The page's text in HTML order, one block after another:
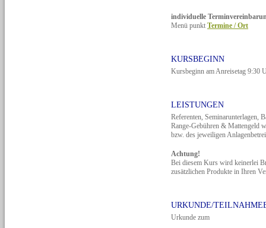
individuelle
Menü punkt Termine / Ort
KURSBEGINN
Kursbeginn am Anreisetag 9:30
LEISTUNGEN
Referenten, Seminarunterlagen,
Range-Gebühren & Mattengeld
bzw. des jeweiligen
Achtung!
Bei diesem Kurs wird keinerlei
zusätzlichen Produkte in Ihren
URKUNDE/
Urkunde zum